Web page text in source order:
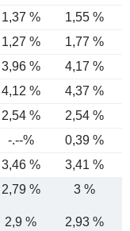
1,37 % 1,55 %
1,27 % 1,77 %
3,96 % 4,17 %
4,12 % 4,37 %
2,54 % 2,54 %
-.--% 0,39 %
3,46 % 3,41 %
2,79 % 3 %
2,9 % 2,93 %